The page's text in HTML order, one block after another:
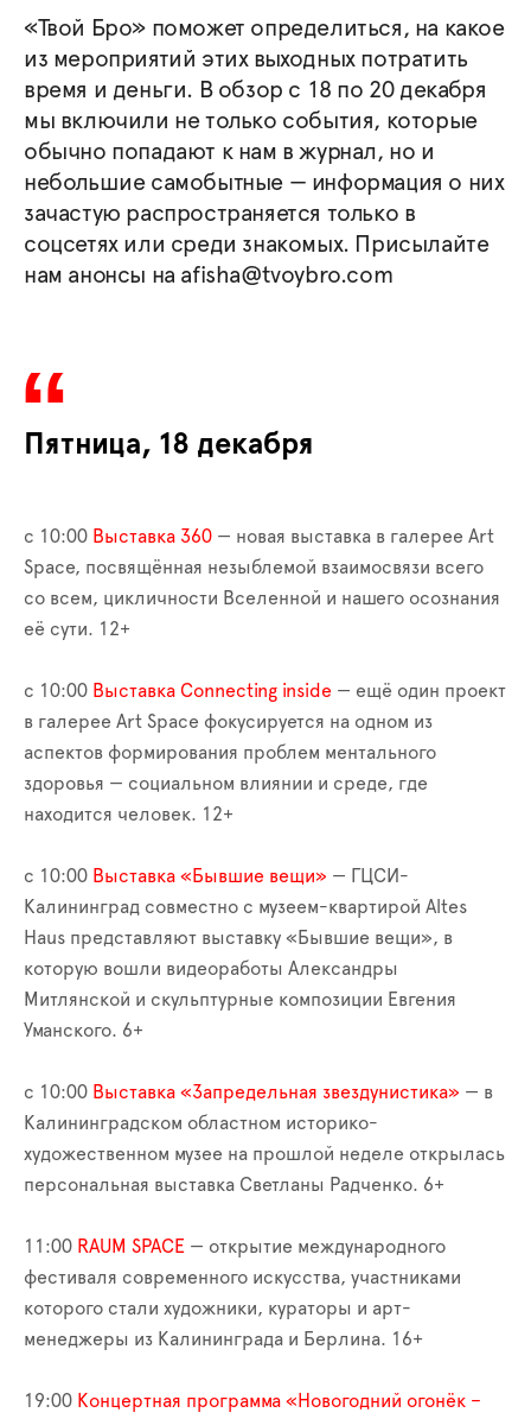
«Твой Бро» поможет определиться, на какое
из мероприятий этих выходных потратить
время и деньги. В обзор с 18 по 20 декабря
мы включили не только события, которые
обычно попадают к нам в журнал, но и
небольшие самобытные — информация о них
зачастую распространяется только в
соцсетях или среди знакомых. Присылайте
нам анонсы на afisha@tvoybro.com
Пятница, 18 декабря
с 10:00 Выставка 360 — новая выставка в галерее Art
Space, посвящённая незыблемой взаимосвязи всего
со всем, цикличности Вселенной и нашего осознания
её сути. 12+
с 10:00 Выставка Connecting inside — ещё один проект
в галерее Art Space фокусируется на одном из
аспектов формирования проблем ментального
здоровья — социальном влиянии и среде, где
находится человек. 12+
c 10:00 Выставка «Бывшие вещи» — ГЦСИ-
Калининград совместно с музеем-квартирой Altes
Haus представляют выставку «Бывшие вещи», в
которую вошли видеоработы Александры
Митлянской и скульптурные композиции Евгения
Уманского. 6+
с 10:00 Выставка «Запредельная звездунистика» — в
Калининградском областном историко-
художественном музее на прошлой неделе открылась
персональная выставка Светланы Радченко. 6+
11:00 RAUM SPACE — открытие международного
фестиваля современного искусства, участниками
которого стали художники, кураторы и арт-
менеджеры из Калининграда и Берлина. 16+
19:00 Концертная программа «Новогодний огонёк –